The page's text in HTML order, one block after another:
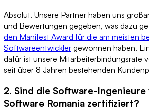
Absolut. Unsere Partner haben uns
und Bewertungen gegeben, was dazu
den Manifest Award für die am meisten
Softwareentwickler gewonnen haben.
dafür ist unsere Mitarbeiterbindungsrate
seit über 8 Jahren bestehenden
2. Sind die Software-Ingenieure
Software Romania zertifiziert?